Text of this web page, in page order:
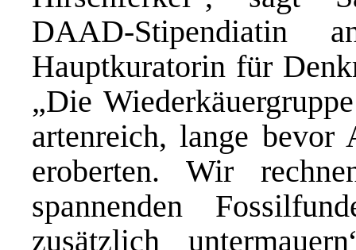
DAAD-Stipendiatin
Hauptkuratorin für
„Die
artenreich, lange
eroberten. Wir
spannenden
zusätzlich